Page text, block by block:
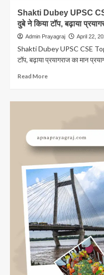
Shakti Dubey UPSC
दुबे ने किया टॉप, बढ़ाया
Admin Prayagraj April 22,
Shakti Dubey UPSC CSE
टॉप, बढ़ाया प्रयागराज का मान
Read MoreRead
Shakti
CSE
Topper:
प्रयागराज
शक्ति
दुबे
ने
किया
टॉप,
बढ़ाया
प्रयागराज
का
मान